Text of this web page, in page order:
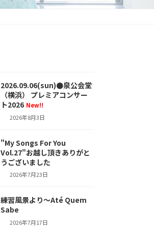
2026.09.06(sun)●泉公会堂
（横浜） プレミアコンサー
ト2026 New!!
2026年8月3日
"My Songs For You
Vol.27"お越し頂きありがと
うございました
2026年7月23日
練習風景より～Até Quem
Sabe
2026年7月17日